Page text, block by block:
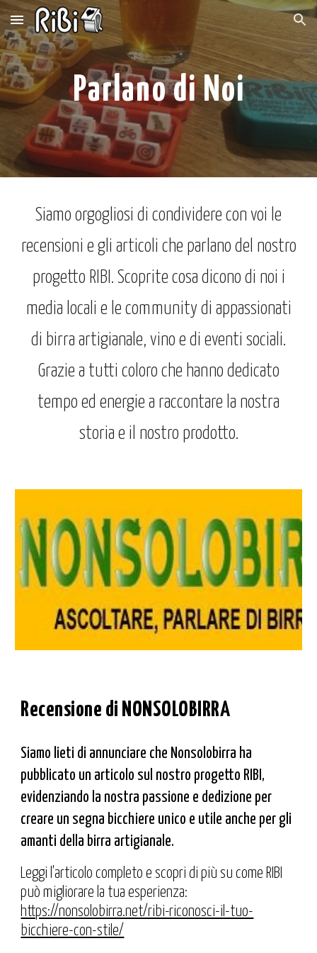
Skip to main content Skip to navigation
Parlano di Noi
Siamo orgogliosi di condividere con voi le
recensioni e gli articoli che parlano del nostro
progetto RIBI. Scoprite cosa dicono di noi i
media locali e le community di appassionati
di birra artigianale, vino e di eventi sociali.
Grazie a tutti coloro che hanno dedicato
tempo ed energie a raccontare la nostra
storia e il nostro prodotto.
Recensione di NONSOLOBIRRA
Siamo lieti di annunciare che Nonsolobirra ha
pubblicato un articolo sul nostro progetto RIBI,
evidenziando la nostra passione e dedizione per
creare un segna bicchiere unico e utile anche per gli
amanti della birra artigianale.
Leggi l'articolo completo e scopri di più su come RIBI
può migliorare la tua esperienza:
https://nonsolobirra.net/ribi-riconosci-il-tuo-
bicchiere-con-stile/